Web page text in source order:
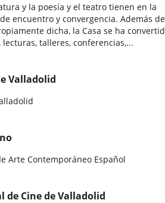
y la poesía y el teatro tienen en la
encuentro y convergencia. Además de
dicha, la Casa se ha
talleres, conferencias,...
Valladolid
Arte Contemporáneo Español
de Cine de Valladolid